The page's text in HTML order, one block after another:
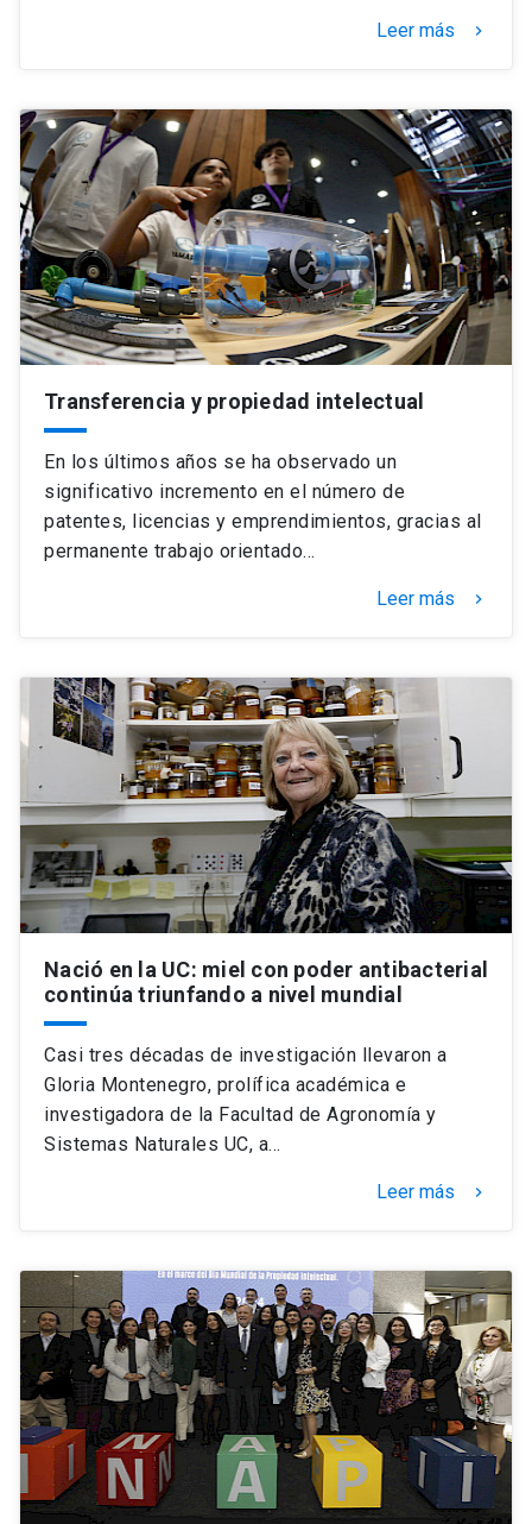
Vecinos
Donaciones launch
Leer más keyboard_arrow_right
Transferencia y propiedad intelectual
En los últimos años se ha observado un
significativo incremento en el número de
patentes, licencias y emprendimientos, gracias al
permanente trabajo orientado…
Leer más keyboard_arrow_right
Nació en la UC: miel con poder antibacterial
continúa triunfando a nivel mundial
Casi tres décadas de investigación llevaron a
Gloria Montenegro, prolífica académica e
investigadora de la Facultad de Agronomía y
Sistemas Naturales UC, a…
Leer más keyboard_arrow_right